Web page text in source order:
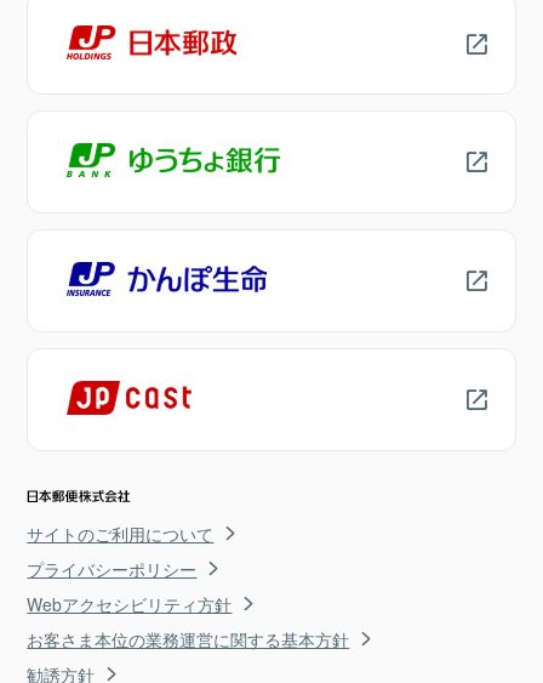
サイトのご利用について
プライバシーポリシー
Webアクセシビリティ方針
お客さま本位の業務運営に関する基本方針
勧誘方針